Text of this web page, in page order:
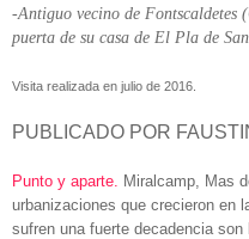
-Antiguo vecino de Fontscaldetes
puerta de su casa de El Pla de
Visita realizada en julio de 2016.
PUBLICADO POR
Punto y aparte.
Miralcamp, Mas
urbanizaciones que crecieron en
sufren una fuerte decadencia